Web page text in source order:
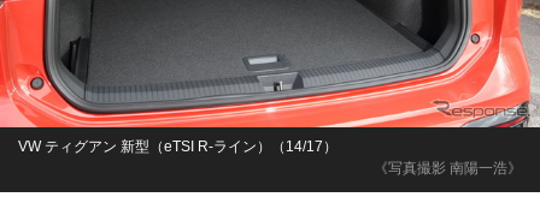
《写真撮影 南陽一浩》
VW ティグアン 新型（eTSI R-ライン）（14/17）